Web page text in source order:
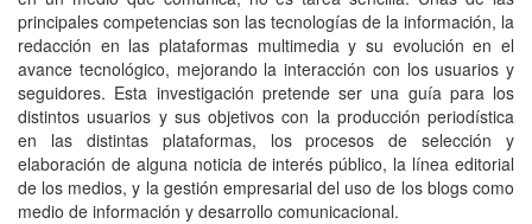
principales competencias son las tecnologías de la información, la
redacción en las plataformas multimedia y su evolución en el
avance tecnológico, mejorando la interacción con los usuarios y
seguidores. Esta investigación pretende ser una guía para los
distintos usuarios y sus objetivos con la producción periodística
en las distintas plataformas, los procesos de selección y
elaboración de alguna noticia de interés público, la línea editorial
de los medios, y la gestión empresarial del uso de los blogs como
medio de información y desarrollo comunicacional.